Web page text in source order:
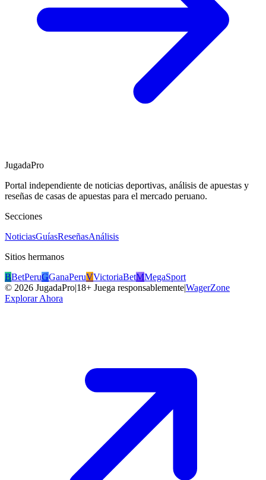
JugadaPro
Portal independiente de noticias deportivas, análisis de apuestas y
reseñas de casas de apuestas para el mercado peruano.
Secciones
NoticiasGuíasReseñasAnálisis
Sitios hermanos
BBetPeruGGanaPeruVVictoriaBetMMegaSport
© 2026 JugadaPro|18+ Juega responsablemente|WagerZone
Explorar Ahora